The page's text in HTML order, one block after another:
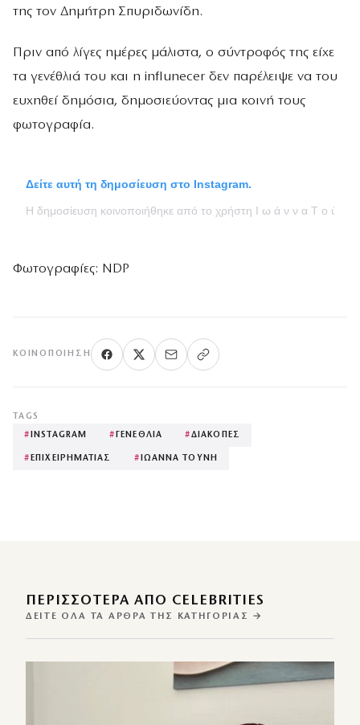
της τον Δημήτρη Σπυριδωνίδη.
Πριν από λίγες ημέρες μάλιστα, ο σύντροφός της είχε
τα γενέθλιά του και η influnecer δεν παρέλειψε να του
ευχηθεί δημόσια, δημοσιεύοντας μια κοινή τους
φωτογραφία.
Δείτε αυτή τη δημοσίευση στο Instagram.
Η δημοσίευση κοινοποιήθηκε από το χρήστη Ι ω ά ν ν α Τ ο ύ ν
Φωτογραφίες: NDP
ΚΟΙΝΟΠΟΊΗΣΗ
TAGS
# INSTAGRAM # ΓΕΝΕΘΛΙΑ #ΔΙΑΚΟΠΕΣ
# ΕΠΙΧΕΙΡΗΜΑΤΙΑΣ # ΙΩΑΝΝΑ ΤΟΥΝΗ
ΠΕΡΙΣΣΌΤΕΡΑ ΑΠΌ CELEBRITIES
ΔΕΊΤΕ ΌΛΑ ΤΑ ΆΡΘΡΑ ΤΗΣ ΚΑΤΗΓΟΡΊΑΣ →